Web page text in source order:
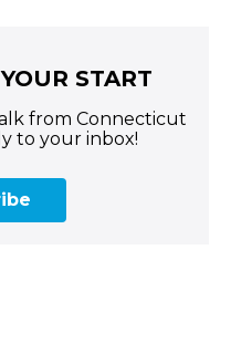
START
from Connecticut
to your inbox!